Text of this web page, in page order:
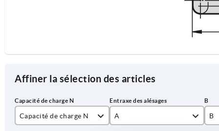
Affiner la sélection des articles
Capacité de charge N A B